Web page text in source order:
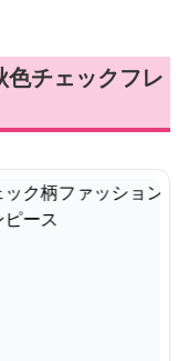
チェックフレ